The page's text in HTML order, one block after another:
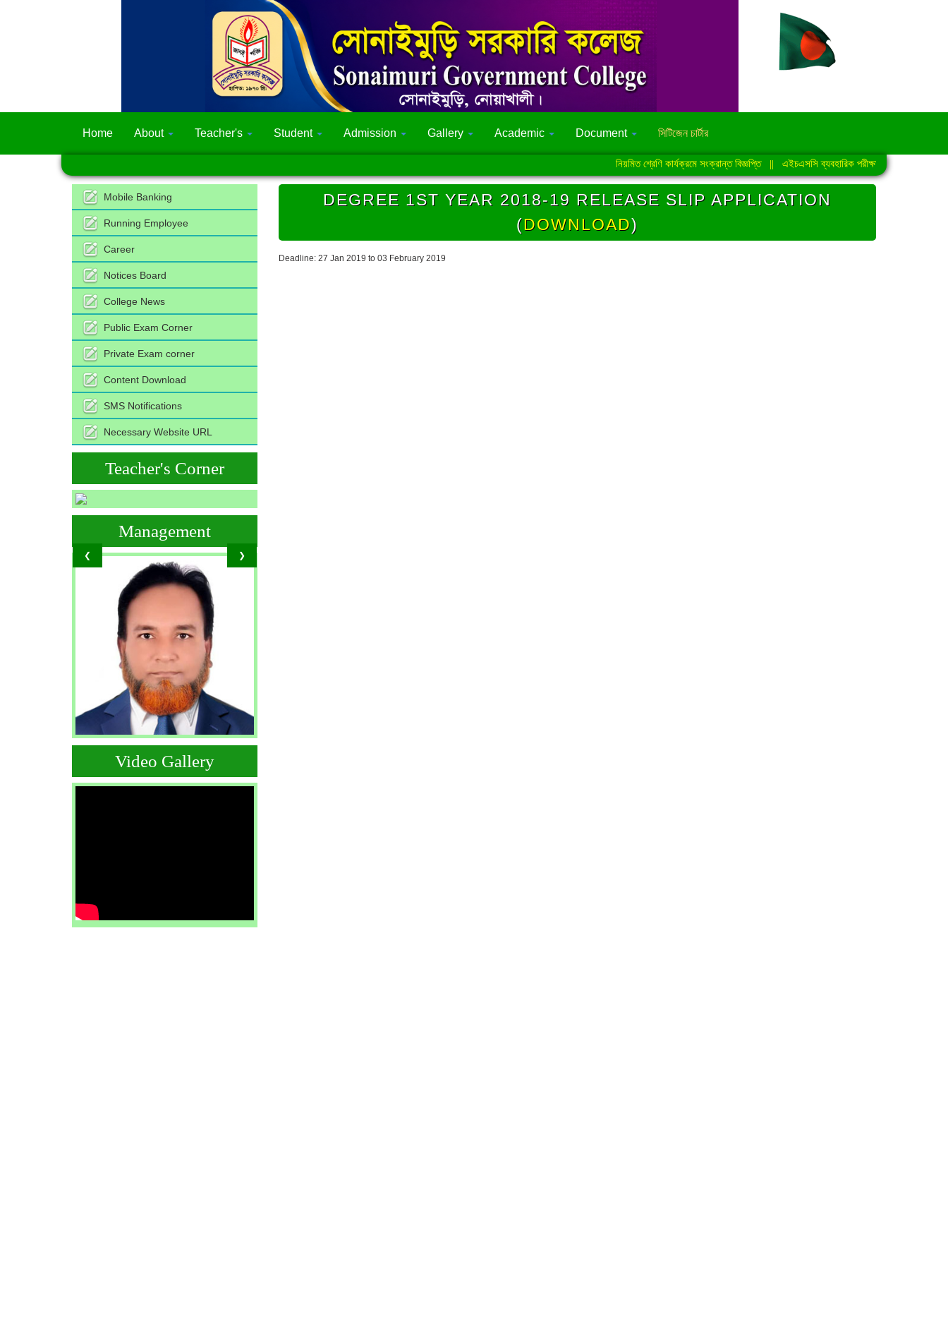
Home About Teacher's Student Admission Gallery Academic Document সিটিজেন চার্টার
নিয়মিত শ্রেণি কার্যক্রমে সংক্রান্ত বিজ্ঞপ্তি||এইচএসসি ব্যবহারিক পরীক্ষা-2026 এর সময়সূচি
Mobile Banking
Running Employee
Career
Notices Board
College News
Public Exam Corner
Private Exam corner
Content Download
SMS Notifications
Necessary Website URL
Teacher's Corner
❮ ❯
Management
Video Gallery
DEGREE 1ST YEAR 2018-19 RELEASE SLIP APPLICATION
(DOWNLOAD)
Deadline: 27 Jan 2019 to 03 February 2019